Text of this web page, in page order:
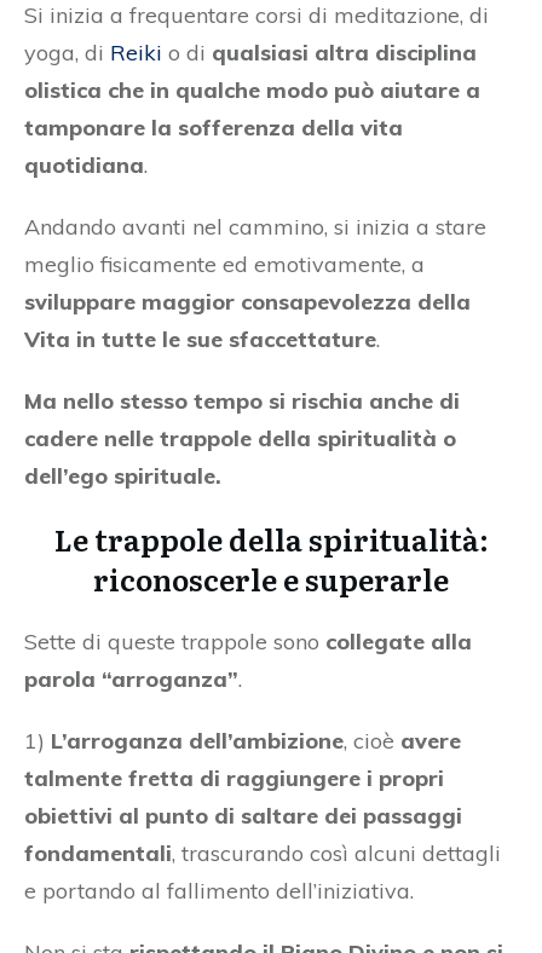
Si inizia a frequentare corsi di meditazione, di
yoga, di Reiki o di qualsiasi altra disciplina
olistica che in qualche modo può aiutare a
tamponare la sofferenza della vita
quotidiana.
Andando avanti nel cammino, si inizia a stare
meglio fisicamente ed emotivamente, a
sviluppare maggior consapevolezza della
Vita in tutte le sue sfaccettature.
Ma nello stesso tempo si rischia anche di
cadere nelle trappole della spiritualità o
dell’ego spirituale.
Le trappole della spiritualità:
riconoscerle e superarle
Sette di queste trappole sono collegate alla
parola “arroganza”.
1) L’arroganza dell’ambizione, cioè avere
talmente fretta di raggiungere i propri
obiettivi al punto di saltare dei passaggi
fondamentali, trascurando così alcuni dettagli
e portando al fallimento dell’iniziativa.